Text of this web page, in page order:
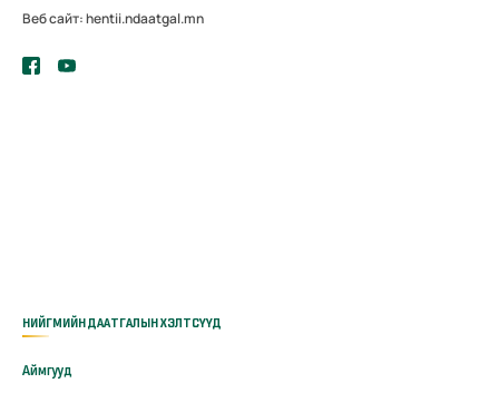
Веб сайт: hentii.ndaatgal.mn
НИЙГМИЙН ДААТГАЛЫН ХЭЛТСҮҮД
Аймгууд